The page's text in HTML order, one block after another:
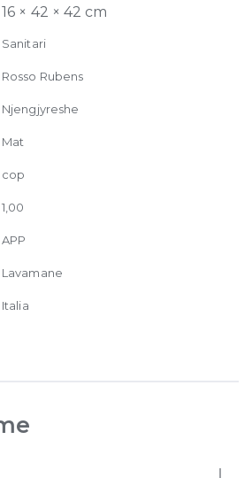
16 × 42 × 42 cm
Sanitari
Rosso Rubens
Njengjyreshe
Mat
cop
1,00
APP
Lavamane
Italia